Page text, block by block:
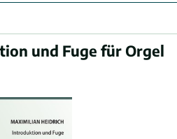
und Fuge für Orgel